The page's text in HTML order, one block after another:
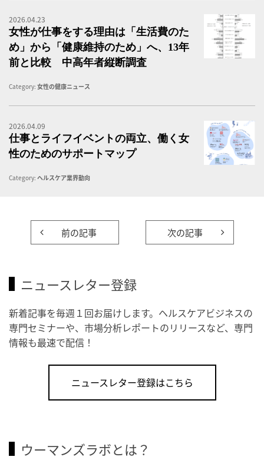
2026.04.23
女性が仕事をする理由は「生活費のた
め」から「健康維持のため」へ、13年
前と比較 中高年者縦断調査
Category: 女性の健康ニュース
2026.04.09
仕事とライフイベントの両立、働く女
性のためのサポートマップ
Category: ヘルスケア業界動向
前の記事 次の記事
ニュースレター登録
新着記事を毎週１回お届けします。ヘルスケアビジネスの
専門セミナーや、市場分析レポートのリリースなど、専門
情報も最速で配信！
ニュースレター登録はこちら
ウーマンズラボとは？